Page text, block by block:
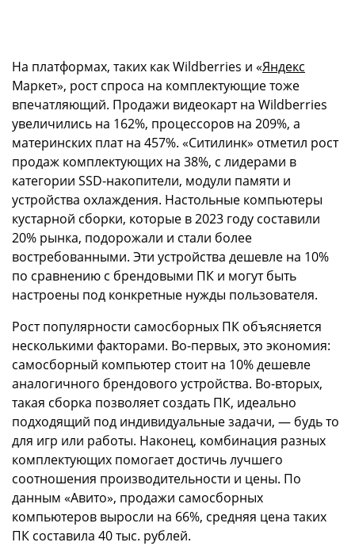
На платформах, таких как Wildberries и «Яндекс
Маркет», рост спроса на комплектующие тоже
впечатляющий. Продажи видеокарт на Wildberries
увеличились на 162%, процессоров на 209%, а
материнских плат на 457%. «Ситилинк» отметил рост
продаж комплектующих на 38%, с лидерами в
категории SSD-накопители, модули памяти и
устройства охлаждения. Настольные компьютеры
кустарной сборки, которые в 2023 году составили
20% рынка, подорожали и стали более
востребованными. Эти устройства дешевле на 10%
по сравнению с брендовыми ПК и могут быть
настроены под конкретные нужды пользователя.
Рост популярности самосборных ПК объясняется
несколькими факторами. Во-первых, это экономия:
самосборный компьютер стоит на 10% дешевле
аналогичного брендового устройства. Во-вторых,
такая сборка позволяет создать ПК, идеально
подходящий под индивидуальные задачи, — будь то
для игр или работы. Наконец, комбинация разных
комплектующих помогает достичь лучшего
соотношения производительности и цены. По
данным «Авито», продажи самосборных
компьютеров выросли на 66%, средняя цена таких
ПК составила 40 тыс. рублей.